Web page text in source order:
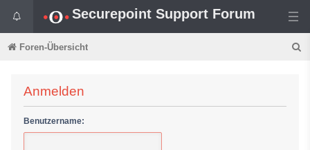
Securepoint Support Forum
Foren-Übersicht
Anmelden
Benutzername: